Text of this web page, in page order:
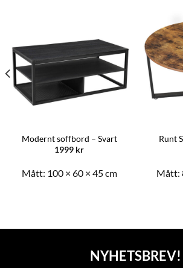
Modernt soffbord – Svart
1999 kr
Mått: 100 × 60 × 45 cm
Runt
Mått:
NYHETSBREV!